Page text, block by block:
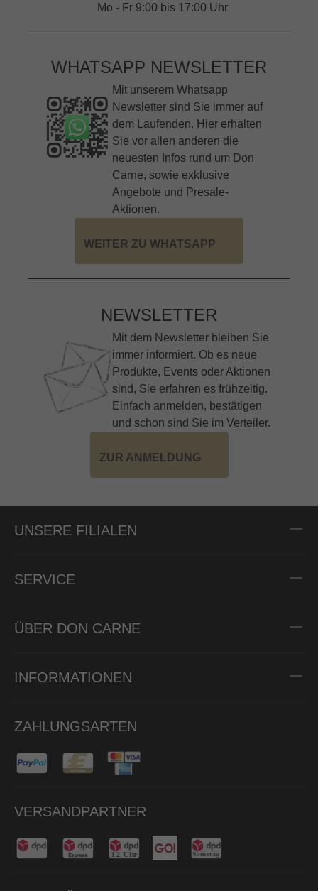
Mo - Fr 9:00 bis 17:00 Uhr
WHATSAPP NEWSLETTER
Mit unserem Whatsapp
Newsletter sind Sie immer auf
dem Laufenden. Hier erhalten
Sie vor allen anderen die
neuesten Infos rund um Don
Carne, sowie exklusive
Angebote und Presale-
Aktionen.
WEITER ZU WHATSAPP
NEWSLETTER
Mit dem Newsletter bleiben Sie
immer informiert. Ob es neue
Produkte, Events oder Aktionen
sind, Sie erfahren es frühzeitig.
Einfach anmelden, bestätigen
und schon sind Sie im Verteiler.
ZUR ANMELDUNG
UNSERE FILIALEN
SERVICE
ÜBER DON CARNE
INFORMATIONEN
ZAHLUNGSARTEN
VERSANDPARTNER